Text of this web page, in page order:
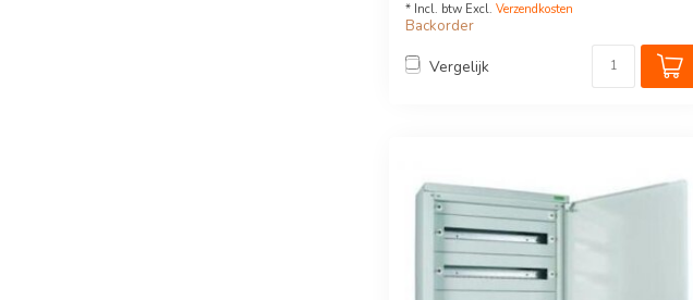
* Incl. btw Excl. Verzendkosten
Backorder
Vergelijk